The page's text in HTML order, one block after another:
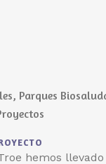
Parques
hemos